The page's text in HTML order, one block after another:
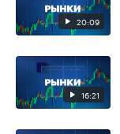
20:09
16:21